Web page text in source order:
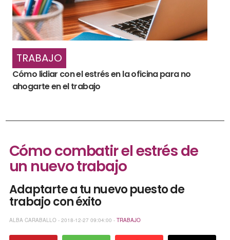
TRABAJO
Cómo lidiar con el estrés en la oficina para no
ahogarte en el trabajo
Cómo combatir el estrés de
un nuevo trabajo
Adaptarte a tu nuevo puesto de
trabajo con éxito
ALBA CARABALLO - 2018-12-27 09:04:00 - TRABAJO